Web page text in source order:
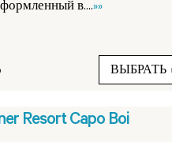
в....»»
ВЫБРАТЬ
Resort Capo Boi